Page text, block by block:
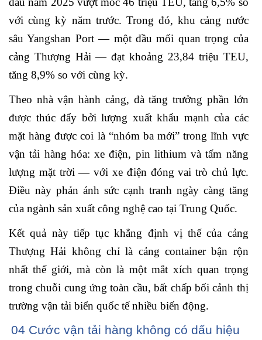
với cùng kỳ năm trước. Trong đó, khu cảng nước
sâu Yangshan Port — một đầu mối quan trọng của
cảng Thượng Hải—đạt khoảng 23,84 triệu TEU,
tăng 8,9% so với cùng kỳ.
Theo nhà vận hành cảng, đà tăng trưởng phần lớn
được thúc đẩy bởi lượng xuất khẩu mạnh của các
mặt hàng được coi là “nhóm ba mới” trong lĩnh vực
vận tải hàng hóa: xe điện, pin lithium và tấm năng
lượng mặt trời — với xe điện đóng vai trò chủ lực.
Điều này phản ánh sức cạnh tranh ngày càng tăng
của ngành sản xuất công nghệ cao tại Trung Quốc.
Kết quả này tiếp tục khẳng định vị thế của cảng
Thượng Hải không chỉ là cảng container bận rộn
nhất thế giới, mà còn là một mắt xích quan trọng
trong chuỗi cung ứng toàn cầu, bất chấp bối cảnh thị
trường vận tải biển quốc tế nhiều biến động.
04 Cước vận tải hàng không có dấu hiệu